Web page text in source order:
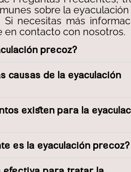
sobre la
necesitas más
en contacto con nosotros.
precoz?
causas de la eyaculación
existen para la
es la eyaculación precoz?